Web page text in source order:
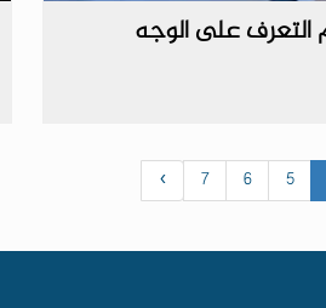
على الوجه
5
6
7
›